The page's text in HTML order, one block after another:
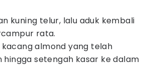
kuning telur, lalu aduk kembali
rata.
kacang almond yang telah
hingga setengah kasar ke dalam